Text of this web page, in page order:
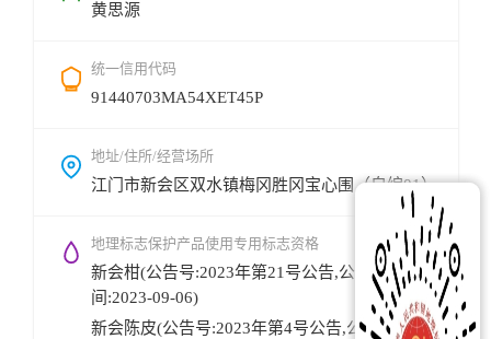
地标地图
用户登录
黄思源
统一信用代码
91440703MA54XET45P
地址/住所/经营场所
江门市新会区双水镇梅冈胜冈宝心围（自编01）
地理标志保护产品使用专用标志资格
新会柑(公告号:2023年第21号公告,公告时
间:2023-09-06)
新会陈皮(公告号:2023年第4号公告,公告时